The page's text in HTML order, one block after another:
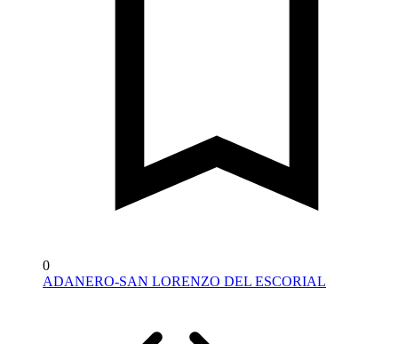
0
ADANERO-SAN LORENZO DEL ESCORIAL